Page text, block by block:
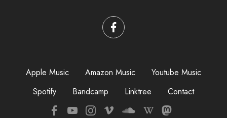
Apple Music Amazon Music
Youtube Music
Spotify
Bandcamp Linktree Contact